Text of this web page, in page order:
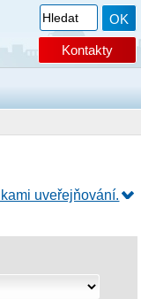
Kontakty
uveřejňování.